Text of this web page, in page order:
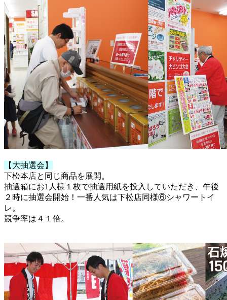
【大抽選会】
下松本店と同じ商品を展開。
抽選箱にお1人様１枚で抽選用紙を投入していただき、午後
２時に抽選会開始！一番人気は下松店同様⑥シャワートイ
レ。
競争率は４１倍。